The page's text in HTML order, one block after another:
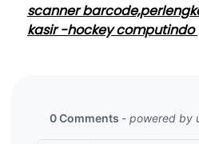
scanner
kasir -hockey computindo